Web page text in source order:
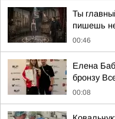
Ты
пишешь
00:46
Елена
бронзу
00:08